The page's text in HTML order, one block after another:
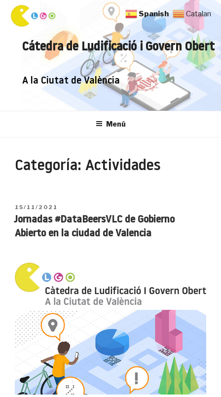
Saltar
contenido
Cátedra de Ludificació i Govern Obert
A la Ciutat de València
Menú
Categoría: Actividades
PUBLICADO
EL
15/11/2021
Jornadas #DataBeersVLC de Gobierno
Abierto en la ciudad de Valencia
Spanish Catalan